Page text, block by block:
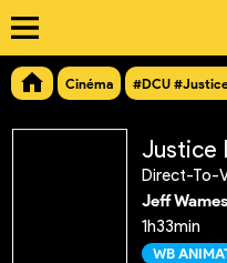
Cinéma #DCU
Direct-To-
Jeff
1h33min
WB